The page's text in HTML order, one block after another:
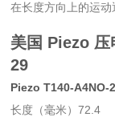
在长度方向上的运动
美国 Piezo 压
29
Piezo T140-A4NO-
长度（毫米）72.4